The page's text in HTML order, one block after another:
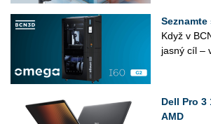
Seznamte
Když v
jasný cíl –
Dell Pro
AMD